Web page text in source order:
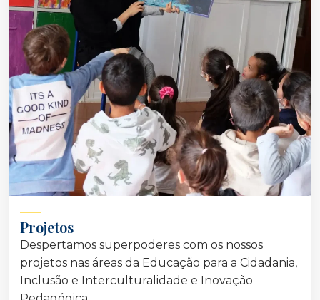
Projetos
Despertamos superpoderes com os nossos
projetos nas áreas da Educação para a Cidadania,
Inclusão e Interculturalidade e Inovação